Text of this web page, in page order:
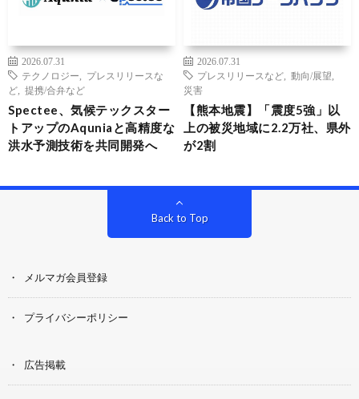
2026.07.31
テクノロジー
プレスリリースな
ど
提携/合弁など
Spectee、気候テックスター
トアップのAquniaと高精度な
洪水予測技術を共同開発へ
2026.07.31
プレスリリースなど
動向/展望
災害
【熊本地震】「震度5強」以
上の被災地域に2.2万社、県外
が2割
Back to Top
メルマガ会員登録
プライバシーポリシー
広告掲載